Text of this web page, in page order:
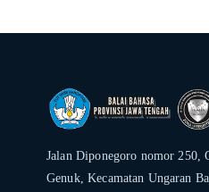
Jalan Diponegoro nomor 250,
Genuk, Kecamatan Ungaran